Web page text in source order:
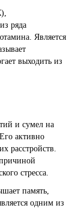
ряда
Является
выходить из
и сумел на
активно
расстройств.
стресса.
память,
одним из